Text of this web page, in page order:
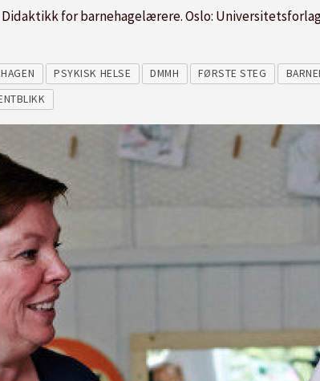
Didaktikk for barnehagelærere. Oslo:
PSYKISK HELSE DMMH FØRSTE STEG